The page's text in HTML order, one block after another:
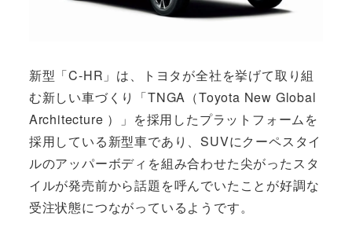
新型「C-HR」は、トヨタが全社を挙げて取り組
む新しい車づくり「TNGA（Toyota New Global
Architecture ）」を採用したプラットフォームを
採用している新型車であり、SUVにクーペスタイ
ルのアッパーボディを組み合わせた尖がったスタ
イルが発売前から話題を呼んでいたことが好調な
受注状態につながっているようです。